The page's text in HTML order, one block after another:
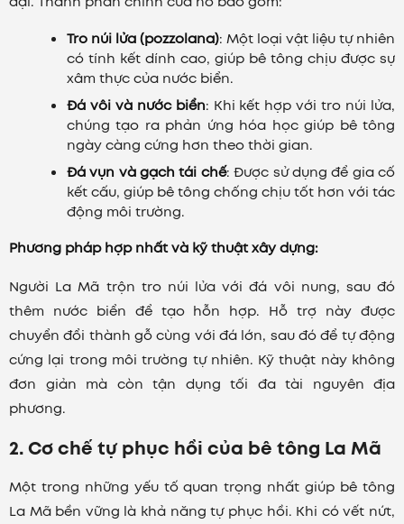
Tro núi lửa (pozzolana): Một loại vật liệu tự nhiên
có tính kết dính cao, giúp bê tông chịu được sự
xâm thực của nước biển.
Đá vôi và nước biển: Khi kết hợp với tro núi lửa,
chúng tạo ra phản ứng hóa học giúp bê tông
ngày càng cứng hơn theo thời gian.
Đá vụn và gạch tái chế: Được sử dụng để gia cố
kết cấu, giúp bê tông chống chịu tốt hơn với tác
động môi trường.
Phương pháp hợp nhất và kỹ thuật xây dựng:
Người La Mã trộn tro núi lửa với đá vôi nung, sau đó
thêm nước biển để tạo hỗn hợp. Hỗ trợ này được
chuyển đổi thành gỗ cùng với đá lớn, sau đó để tự động
cứng lại trong môi trường tự nhiên. Kỹ thuật này không
đơn giản mà còn tận dụng tối đa tài nguyên địa
phương.
2. Cơ chế tự phục hồi của bê tông La Mã
Một trong những yếu tố quan trọng nhất giúp bê tông
La Mã bền vững là khả năng tự phục hồi. Khi có vết nứt,